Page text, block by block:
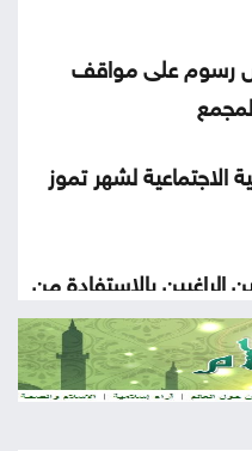
رسوم على مواقف
الاجتماعية لشهر تموز
الراغبين بالاستفادة من
واعتداءات على المياه